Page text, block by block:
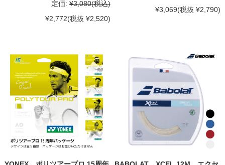
定価: ¥3,080(税込)
¥2,772(税抜 ¥2,520)
¥3,069(税抜 ¥2,790)